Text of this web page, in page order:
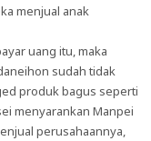
menjual anak
uang itu, maka
sudah tidak
produk bagus seperti
menyarankan Manpei
perusahaannya,